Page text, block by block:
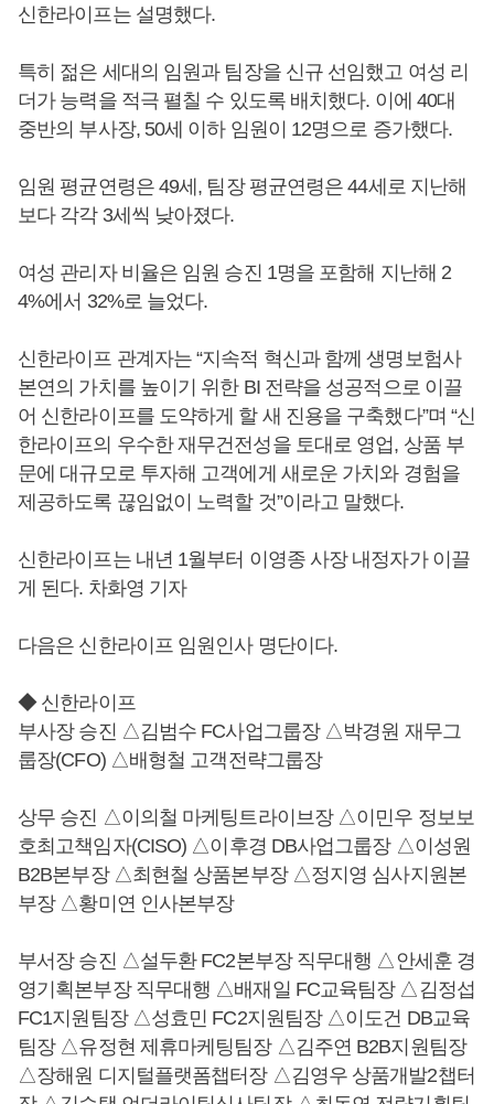
신한라이프는 설명했다.
특히 젊은 세대의 임원과 팀장을 신규 선임했고 여성 리
더가 능력을 적극 펼칠 수 있도록 배치했다. 이에 40대
중반의 부사장, 50세 이하 임원이 12명으로 증가했다.
임원 평균연령은 49세, 팀장 평균연령은 44세로 지난해
보다 각각 3세씩 낮아졌다.
여성 관리자 비율은 임원 승진 1명을 포함해 지난해 2
4%에서 32%로 늘었다.
신한라이프 관계자는 “지속적 혁신과 함께 생명보험사
본연의 가치를 높이기 위한 BI 전략을 성공적으로 이끌
어 신한라이프를 도약하게 할 새 진용을 구축했다”며 “신
한라이프의 우수한 재무건전성을 토대로 영업, 상품 부
문에 대규모로 투자해 고객에게 새로운 가치와 경험을
제공하도록 끊임없이 노력할 것”이라고 말했다.
신한라이프는 내년 1월부터 이영종 사장 내정자가 이끌
게 된다. 차화영 기자
다음은 신한라이프 임원인사 명단이다.
◆ 신한라이프
부사장 승진 △김범수 FC사업그룹장 △박경원 재무그
룹장(CFO) △배형철 고객전략그룹장
상무 승진 △이의철 마케팅트라이브장 △이민우 정보보
호최고책임자(CISO) △이후경 DB사업그룹장 △이성원
B2B본부장 △최현철 상품본부장 △정지영 심사지원본
부장 △황미연 인사본부장
부서장 승진 △설두환 FC2본부장 직무대행 △안세훈 경
영기획본부장 직무대행 △배재일 FC교육팀장 △김정섭
FC1지원팀장 △성효민 FC2지원팀장 △이도건 DB교육
팀장 △유정현 제휴마케팅팀장 △김주연 B2B지원팀장
△장해원 디지털플랫폼챕터장 △김영우 상품개발2챕터